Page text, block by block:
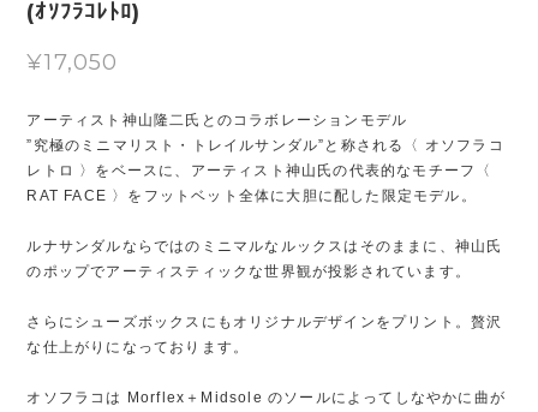
(ｵｿﾌﾗｺﾚﾄﾛ)
¥17,050
アーティスト神山隆二氏とのコラボレーションモデル
”究極のミニマリスト・トレイルサンダル”と称される〈 オソフラコ
レトロ 〉をベースに、アーティスト神山氏の代表的なモチーフ〈
RAT FACE 〉をフットベット全体に大胆に配した限定モデル。
ルナサンダルならではのミニマルなルックスはそのままに、神山氏
のポップでアーティスティックな世界観が投影されています。
さらにシューズボックスにもオリジナルデザインをプリント。贅沢
な仕上がりになっております。
オソフラコは Morflex＋Midsole のソールによってしなやかに曲が